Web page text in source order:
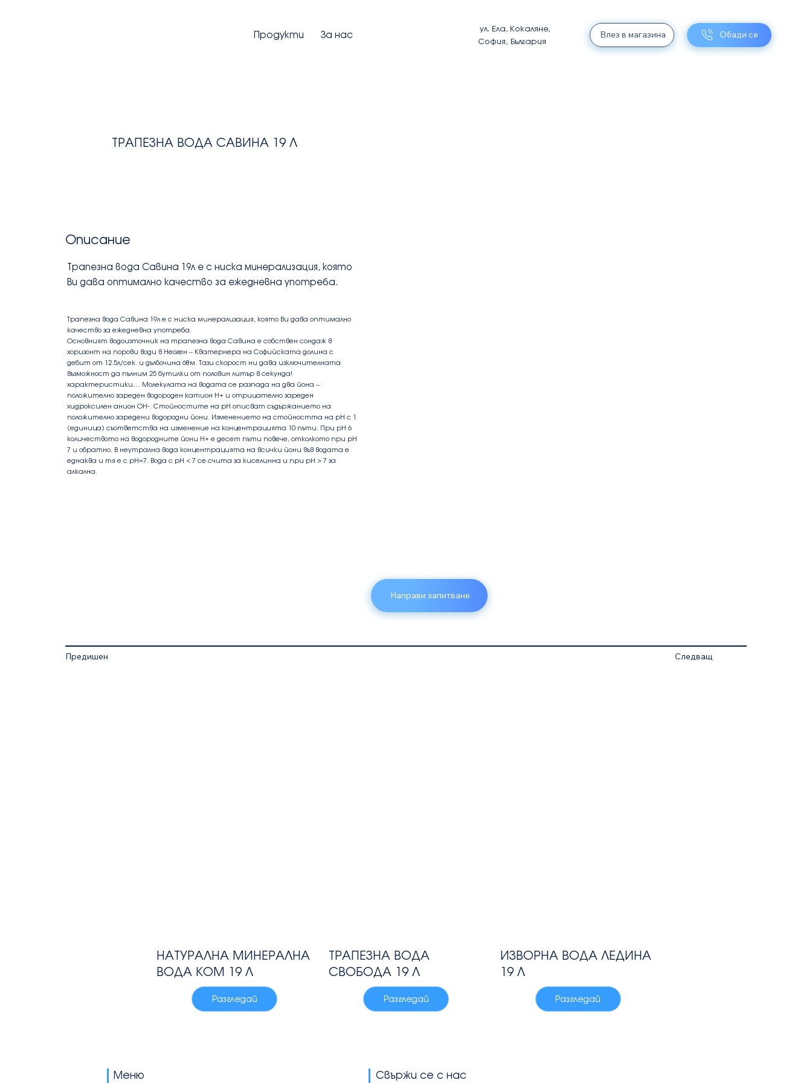
Продукти За нас
ул. Ела, Кокаляне,
София, България
Влез в магазина Обади се
ТРАПЕЗНА ВОДА САВИНА 19 Л
Описание
Трапезна вода Савина 19л е с ниска минерализация, която
Ви дава оптимално качество за ежедневна употреба.
Трапезна вода Савина 19л е с ниска минерализация, която Ви дава оптимално
качество за ежедневна употреба.
Основният водоизточник на трапезна вода Савина е собствен сондаж в
хоризонт на порови води в Неоген – Кватернера на Софийската долина с
дебит от 12.5л/сек. и дълбочина 68м. Тази скорост ни дава изключителната
възможност да пълним 25 бутилки от половин литър в секунда!
характеристики… Молекулата на водата се разпада на два йона –
положително зареден водороден катион Н+ и отрицателно зареден
хидроксилен анион ОН-. Стойностите на рН описват съдържанието на
положително заредени водородни йони. Изменението на стойността на рН с 1
(единица) съответства на изменение на концентрацията 10 пъти. При рН 6
количеството на водородните йони Н+ е десет пъти повече, отколкото при рН
7 и обратно. В неутрална вода концентрацията на всички йони във водата е
еднаква и тя е с рН=7. Вода с pH < 7 се счита за киселинна и при pH > 7 за
алкална.
Направи запитване
Следващ
Предишен
НАТУРАЛНА МИНЕРАЛНА
ВОДА КОМ 19 Л
Разгледай
ТРАПЕЗНА ВОДА
СВОБОДА 19 Л
Разгледай
ИЗВОРНА ВОДА ЛЕДИНА
19 Л
Разгледай
Меню Свържи се с нас